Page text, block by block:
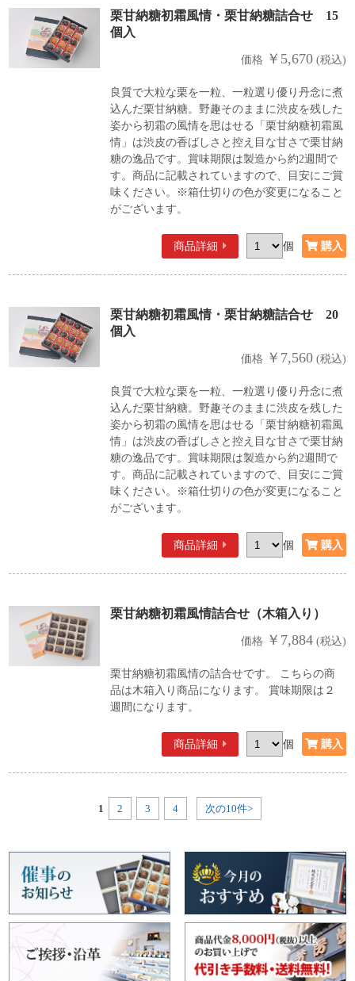
栗甘納糖初霜風情・栗甘納糖詰合せ 15
個入
価格 ￥5,670(税込)
良質で大粒な栗を一粒、一粒選り優り丹念に煮
込んだ栗甘納糖。野趣そのままに渋皮を残した
姿から初霜の風情を思はせる「栗甘納糖初霜風
情」は渋皮の香ばしさと控え目な甘さで栗甘納
糖の逸品です。賞味期限は製造から約2週間で
す。商品に記載されていますので、目安にご賞
味ください。※箱仕切りの色が変更になること
がございます。
商品詳細 個
栗甘納糖初霜風情・栗甘納糖詰合せ 20
個入
価格 ￥7,560(税込)
良質で大粒な栗を一粒、一粒選り優り丹念に煮
込んだ栗甘納糖。野趣そのままに渋皮を残した
姿から初霜の風情を思はせる「栗甘納糖初霜風
情」は渋皮の香ばしさと控え目な甘さで栗甘納
糖の逸品です。賞味期限は製造から約2週間で
す。商品に記載されていますので、目安にご賞
味ください。※箱仕切りの色が変更になること
がございます。
商品詳細 個
栗甘納糖初霜風情詰合せ（木箱入り）
価格 ￥7,884(税込)
栗甘納糖初霜風情の詰合せです。 こちらの商
品は木箱入り商品になります。 賞味期限は２
週間になります。
商品詳細 個
1 2 3 4 次の10件>